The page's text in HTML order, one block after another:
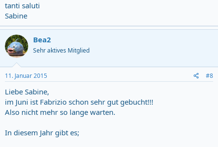
tanti saluti
Sabine
Bea2
Sehr aktives Mitglied
11. Januar 2015 #8
Liebe Sabine,
im Juni ist Fabrizio schon sehr gut gebucht!!!
Also nicht mehr so lange warten.
In diesem Jahr gibt es;